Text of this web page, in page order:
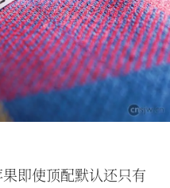
即使顶配默认还只有